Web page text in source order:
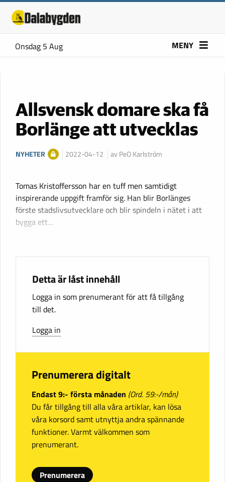
Onsdag 5 Aug MENY
Allsvensk domare ska få
Borlänge att utvecklas
NYHETER 2022-04-12 av PeO Karlström
Tomas Kristoffersson har en tuff men samtidigt
inspirerande uppgift framför sig. Han blir Borlänges
förste stadslivsutvecklare och blir spindeln i nätet i att
bygga ett…
Detta är låst innehåll
Logga in som prenumerant för att få tillgång
till det.
Logga in
Prenumerera digitalt
Endast 9:- första månaden (Ord. 59:-/mån)
Du får tillgång till alla våra artiklar, kan lösa
våra korsord samt utnyttja andra spännande
funktioner. Varmt välkommen som
prenumerant.
Prenumerera